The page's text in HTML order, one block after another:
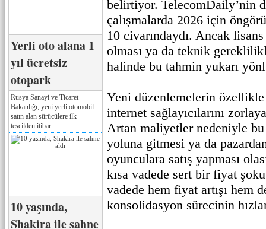
Yerli oto alana 1
yıl ücretsiz
otopark
Rusya Sanayi ve Ticaret
Bakanlığı, yeni yerli otomobil
satın alan sürücülere ilk
tescilden itibar...
10 yaşında,
Shakira ile sahne
belirtiyor. TelecomDaily’nin
çalışmalarda 2026 için
10 civarındaydı. Ancak
olması ya da teknik
halinde bu tahmin yukarı
Yeni düzenlemelerin
internet sağlayıcılarını
Artan maliyetler nedeniyle
yoluna gitmesi ya da
oyunculara satış yapması
kısa vadede sert bir fiyat
vadede hem fiyat artışı hem
konsolidasyon sürecinin